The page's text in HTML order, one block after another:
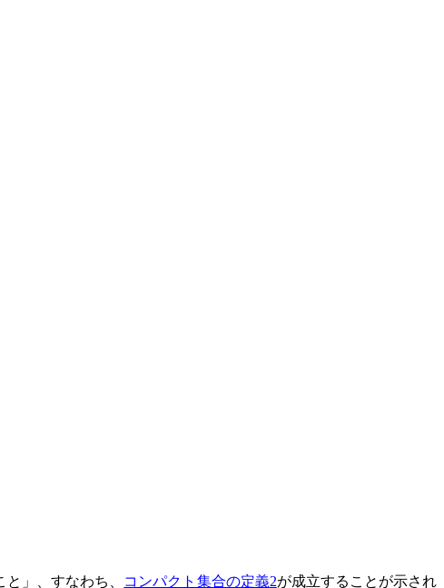
と」、すなわち、 コンパクト集合の定義2が成立することが示され